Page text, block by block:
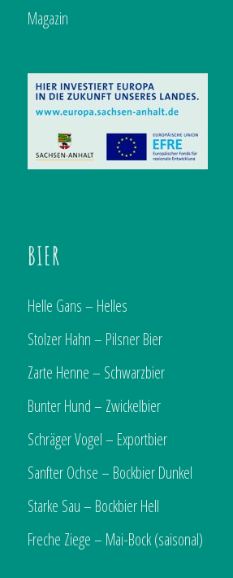
Magazin
BIER
Helle Gans – Helles
Stolzer Hahn – Pilsner Bier
Zarte Henne – Schwarzbier
Bunter Hund – Zwickelbier
Schräger Vogel – Exportbier
Sanfter Ochse – Bockbier Dunkel
Starke Sau – Bockbier Hell
Freche Ziege – Mai-Bock (saisonal)